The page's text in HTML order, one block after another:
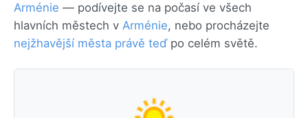
Arménie — podívejte se na počasí ve všech
hlavních městech v Arménie, nebo procházejte
nejžhavější města právě teďpo celém světě.